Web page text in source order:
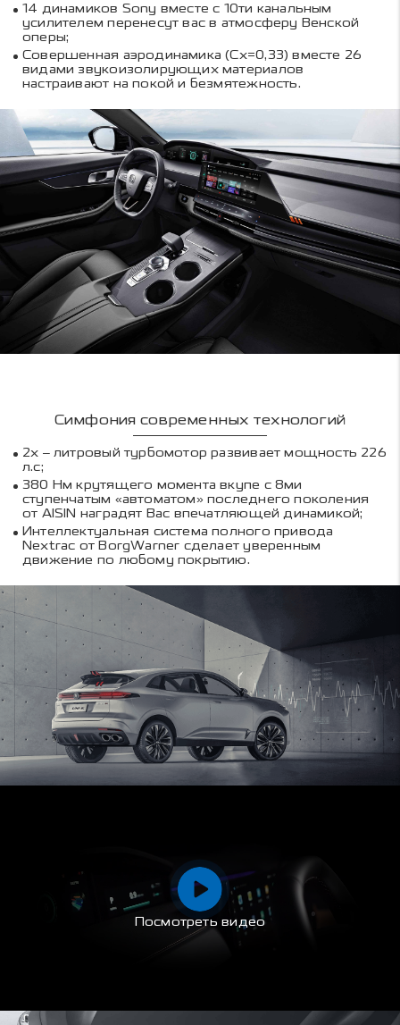
14 динамиков Sony вместе с 10ти канальным
усилителем перенесут вас в атмосферу Венской
оперы;
Совершенная аэродинамика (Cx=0,33) вместе 26
видами звукоизолирующих материалов
настраивают на покой и безмятежность.
Симфония современных технологий
2х – литровый турбомотор развивает мощность 226
л.с;
380 Нм крутящего момента вкупе с 8ми
ступенчатым «автоматом» последнего поколения
от AISIN наградят Вас впечатляющей динамикой;
Интеллектуальная система полного привода
Nextrac от BorgWarner сделает уверенным
движение по любому покрытию.
Посмотреть видео